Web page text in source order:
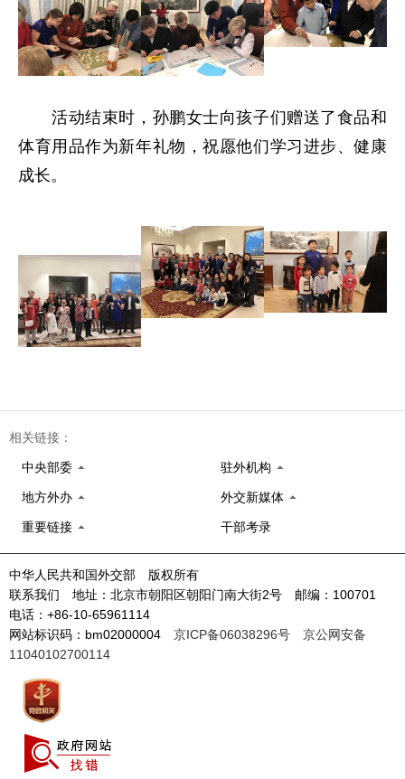
活动结束时，孙鹏女士向孩子们赠送了食品和
体育用品作为新年礼物，祝愿他们学习进步、健康
成长。
相关链接：
中央部委 驻外机构
地方外办 外交新媒体
重要链接 干部考录
中华人民共和国外交部 版权所有
联系我们 地址：北京市朝阳区朝阳门南大街2号 邮编：100701
电话：+86-10-65961114
网站标识码：bm02000004 京ICP备06038296号
京公网安备
11040102700114